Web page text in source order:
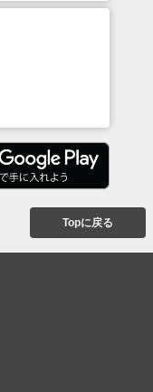
Topに戻る